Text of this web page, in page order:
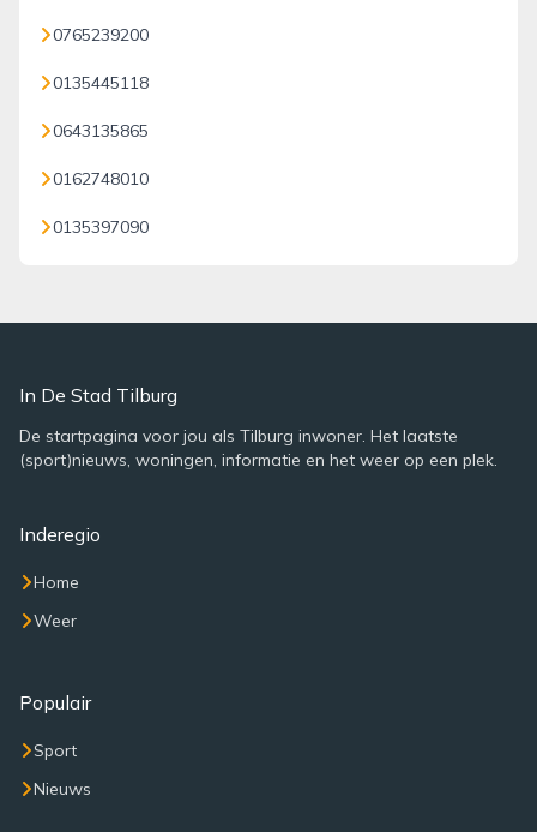
0765239200
0135445118
0643135865
0162748010
0135397090
In De Stad Tilburg
De startpagina voor jou als Tilburg inwoner. Het laatste
(sport)nieuws, woningen, informatie en het weer op een plek.
Inderegio
Home
Weer
Populair
Sport
Nieuws